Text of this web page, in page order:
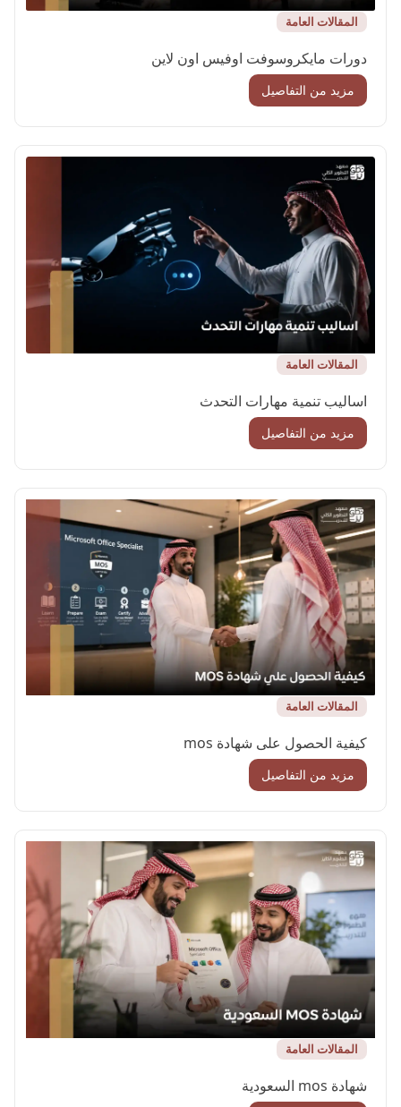
المقالات العامة
دورات مايكروسوفت اوفيس اون لاين
مزيد من التفاصيل
المقالات العامة
اساليب تنمية مهارات التحدث
مزيد من التفاصيل
المقالات العامة
كيفية الحصول على شهادة mos
مزيد من التفاصيل
المقالات العامة
شهادة mos السعودية